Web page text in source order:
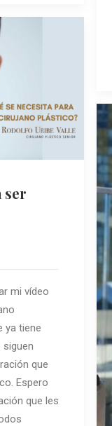
ser
mi vídeo
ya tiene
siguen
que
Espero
que les